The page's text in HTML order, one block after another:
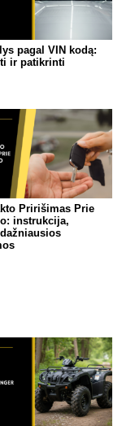
pagal VIN kodą:
ir patikrinti
Pririšimas Prie
instrukcija,